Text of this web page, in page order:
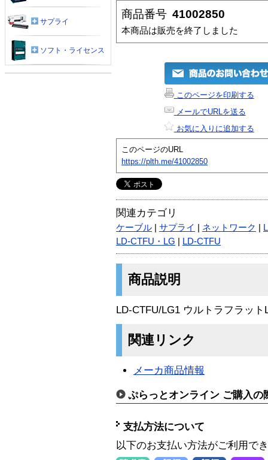
商品番号 41002850
本商品は販売を終了しました
このページを印刷する
メールでURLを送る
お気に入りに追加する
このページのURL
https://plth.me/41002850
関連カテゴリ
ケーブル サプライ ネットワーク
LD-CTFU・LG
LD-CTFU
商品説明
LD-CTFU/LG1 ウルトラフラッ
関連リンク
メーカ商品情報
ぷらっとオンライン ご購入の
支払方法について
以下のお支払い方法がご利用で
サプライ
ソフト・ライセンス